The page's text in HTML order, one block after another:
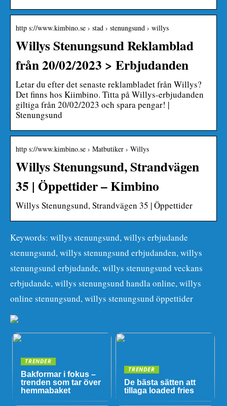
http s://www.kimbino.se › stad › stenungsund › willys
Willys Stenungsund Reklamblad
från 20/02/2023 > Erbjudanden
Letar du efter det senaste reklambladet från Willys?
Det finns hos Kiimbino. Titta på Willys-erbjudanden
giltiga från 20/02/2023 och spara pengar! |
Stenungsund
http s://www.kimbino.se › Matbutiker › Willys
Willys Stenungsund, Strandvägen
35 | Öppettider – Kimbino
Willys Stenungsund, Strandvägen 35 | Öppettider
Keywords: willys stenungsund, willys erbjudande
stenungsund, willys stenungsund erbjudanden, willys
stenungsund erbjudande, willys stenungsund veckans
erbjudande, willys stenungsund handla online, willys
online stenungsund, willys stenungsund öppettider
TRENDER
Bakformar i fokus –
trenden som tar över
hemmabaket
TRENDER
De bästa sätten att
tillaga loaded fries